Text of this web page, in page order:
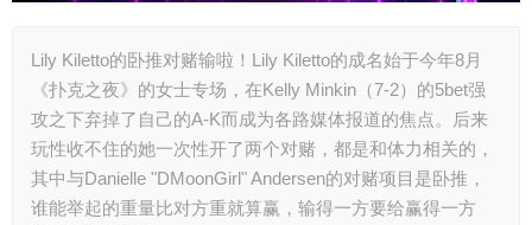
Lily Kiletto的卧推对赌输啦！Lily Kiletto的成名始于今年8月
《扑克之夜》的女士专场，在Kelly Minkin（7-2）的5bet强
攻之下弃掉了自己的A-K而成为各路媒体报道的焦点。后来
玩性收不住的她一次性开了两个对赌，都是和体力相关的，
其中与Danielle "DMoonGirl" Andersen的对赌项目是卧推，
谁能举起的重量比对方重就算赢，输得一方要给赢得一方